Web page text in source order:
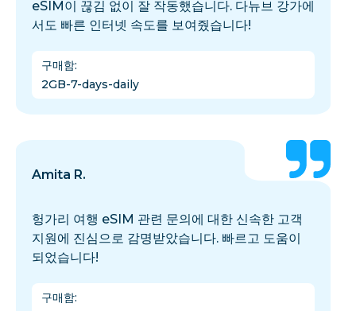
eSIM이 끊김 없이 잘 작동했습니다. 다뉴브 강가에
서도 빠른 인터넷 속도를 보여줬습니다!
구매함:
2GB-7-days-daily
Amita R.
헝가리 여행 eSIM 관련 문의에 대한 신속한 고객
지원에 진심으로 감명받았습니다. 빠르고 도움이
되었습니다!
구매함: